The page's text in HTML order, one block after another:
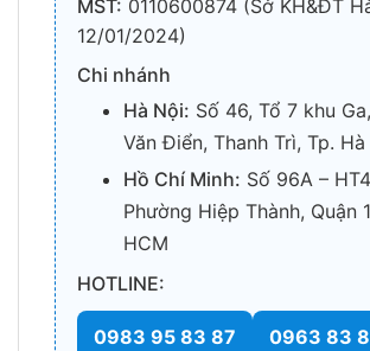
MST: 0110600874 (Sở KH&ĐT
12/01/2024)
Chi nhánh
Hà Nội: Số 46, Tổ 7 khu
Văn Điển, Thanh Trì, Tp.
Hồ Chí Minh: Số 96A –
Phường Hiệp Thành, Quận
HCM
HOTLINE:
0983 95 83 87 0963 83